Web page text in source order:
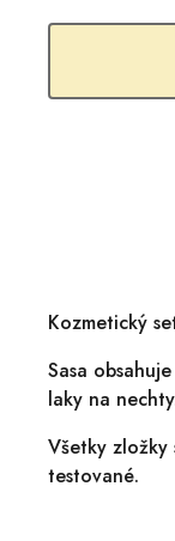
Kozmetický
Sasa
laky na
Všetky zložky
testované.